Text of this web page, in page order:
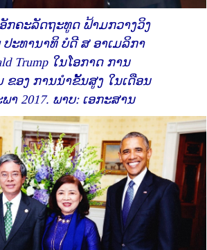
ກຄະລັດຖະທູດ ຟ້າມກວາງວິງ
ປະທານາທິ ບໍດີ ສ ອາເມລິກາ
Trump ໃນໂອກາດ ການ
ຂອງ ການນຳຂັ້ນສູງ ໃນເດືອນ
າ 2017. ພາບ: ເອກະສານ